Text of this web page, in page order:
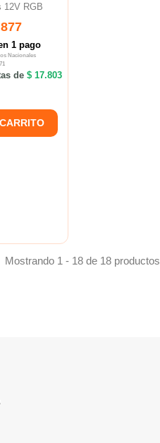
12V RGB
1 pago
Nacionales
de $ 17.803
Mostrando 1 - 18 de 18 productos